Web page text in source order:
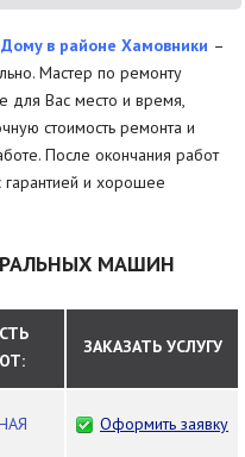
в районе Хамовники –
Мастер по ремонту
для Вас место и время,
стоимость ремонта и
После окончания работ
и хорошее
МАШИН
ЗАКАЗАТЬ УСЛУГУ
Оформить заявку